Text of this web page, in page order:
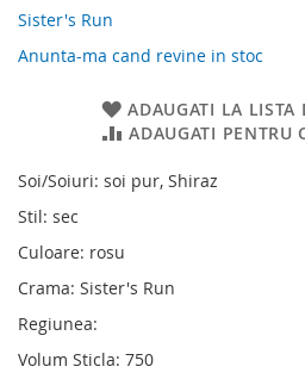
Sister's Run
Anunta-ma cand revine in stoc
ADAUGATI LA LISTA
ADAUGATI PENTRU
Soi/Soiuri: soi pur, Shiraz
Stil: sec
Culoare: rosu
Crama: Sister's Run
Regiunea:
Volum Sticla: 750